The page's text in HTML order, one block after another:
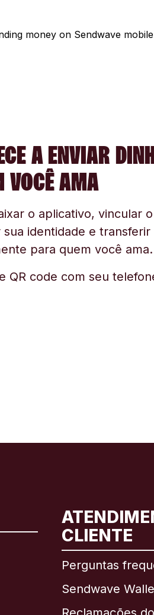
A ENVIAR
VOCÊ AMA
o aplicativo, vincular
identidade e transferir
para quem você
QR code com seu
CLIENTE
Perguntas
Sendwave